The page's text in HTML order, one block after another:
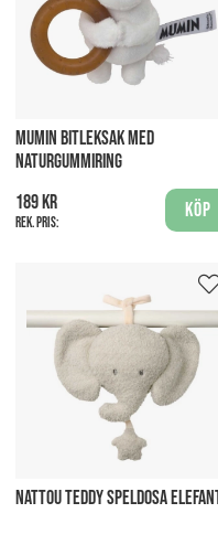
MUMIN BITLEKSAK MED
NATURGUMMIRING
189 kr
Rek. pris:
Köp
NATTOU TEDDY SPELDOSA